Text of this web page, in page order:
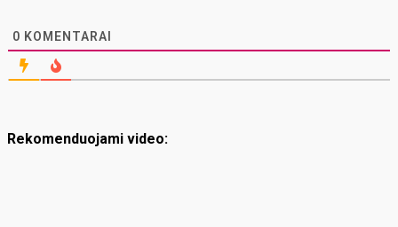
0 KOMENTARAI
Rekomenduojami video: